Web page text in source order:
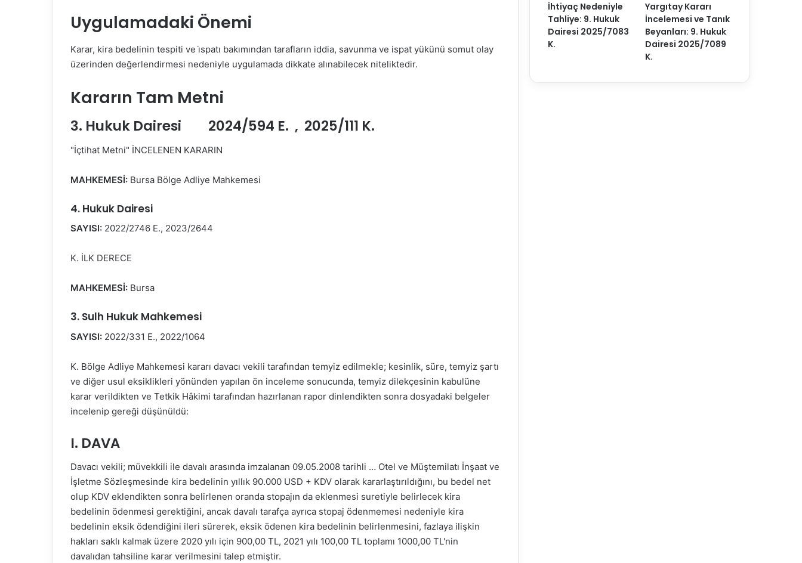
Uygulamadaki Önemi
Karar, kira bedelinin tespiti ve i̇spatı bakımından tarafların iddia, savunma ve ispat yükünü somut olay
üzerinden değerlendirmesi nedeniyle uygulamada dikkate alınabilecek niteliktedir.
Kararın Tam Metni
3. Hukuk Dairesi 2024/594 E. , 2025/111 K.
"İçtihat Metni" İNCELENEN KARARIN
MAHKEMESİ: Bursa Bölge Adliye Mahkemesi
4. Hukuk Dairesi
SAYISI: 2022/2746 E., 2023/2644
K. İLK DERECE
MAHKEMESİ: Bursa
3. Sulh Hukuk Mahkemesi
SAYISI: 2022/331 E., 2022/1064
K. Bölge Adliye Mahkemesi kararı davacı vekili tarafından temyiz edilmekle; kesinlik, süre, temyiz şartı
ve diğer usul eksiklikleri yönünden yapılan ön inceleme sonucunda, temyiz dilekçesinin kabulüne
karar verildikten ve Tetkik Hâkimi tarafından hazırlanan rapor dinlendikten sonra dosyadaki belgeler
incelenip gereği düşünüldü:
I. DAVA
Davacı vekili; müvekkili ile davalı arasında imzalanan 09.05.2008 tarihli … Otel ve Müştemilatı İnşaat ve
İşletme Sözleşmesinde kira bedelinin yıllık 90.000 USD + KDV olarak kararlaştırıldığını, bu bedel net
olup KDV eklendikten sonra belirlenen oranda stopajın da eklenmesi suretiyle belirlecek kira
bedelinin ödenmesi gerektiğini, ancak davalı tarafça ayrıca stopaj ödenmemesi nedeniyle kira
bedelinin eksik ödendiğini ileri sürerek, eksik ödenen kira bedelinin belirlenmesini, fazlaya ilişkin
hakları saklı kalmak üzere 2020 yılı için 900,00 TL, 2021 yılı 100,00 TL toplamı 1000,00 TL'nin
davalıdan tahsiline karar verilmesini talep etmiştir.
İhtiyaç Nedeniyle
Tahliye: 9. Hukuk
Dairesi 2025/7083
K.
Yargıtay Kararı
İncelemesi ve Tanık
Beyanları: 9. Hukuk
Dairesi 2025/7089
K.